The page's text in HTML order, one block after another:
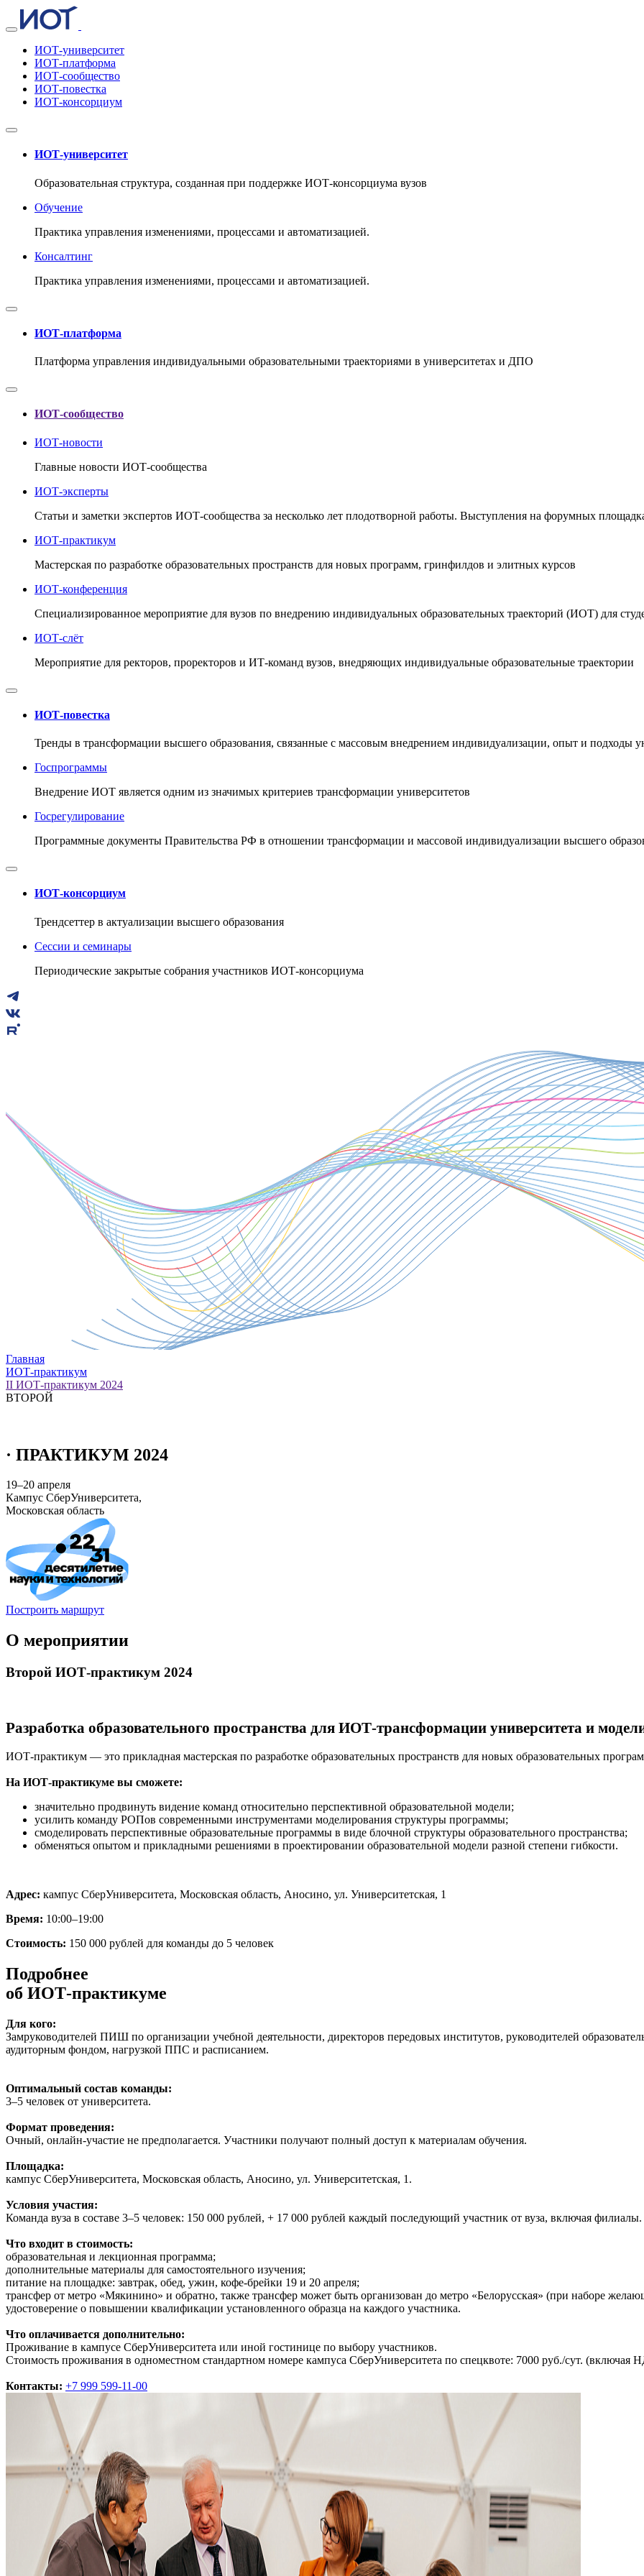
ИОТ-университет
ИОТ-платформа
ИОТ-сообщество
ИОТ-повестка
ИОТ-консорциум
ИОТ-университет
Образовательная структура, созданная при поддержке ИОТ-консорциума вузов
Обучение
Практика управления изменениями, процессами и автоматизацией.
Консалтинг
Практика управления изменениями, процессами и автоматизацией.
ИОТ-платформа
Платформа управления индивидуальными образовательными траекториями в университетах и ДПО
ИОТ-сообщество
ИОТ-новости
Главные новости ИОТ-сообщества
ИОТ-эксперты
Статьи и заметки экспертов ИОТ-сообщества за несколько лет плодотворной работы. Выступления на форумных
ИОТ-практикум
Мастерская по разработке образовательных пространств для новых программ, гринфилдов и элитных курсов
ИОТ-конференция
Cпециализированное мероприятие для вузов по внедрению индивидуальных образовательных траекторий (ИОТ) для
ИОТ-слёт
Мероприятие для ректоров, проректоров и ИТ-команд вузов, внедряющих индивидуальные образовательные траектории
ИОТ-повестка
Тренды в трансформации высшего образования, связанные с массовым внедрением индивидуализации, опыт и подходы
Госпрограммы
Внедрение ИОТ является одним из значимых критериев трансформации университетов
Госрегулирование
Программные документы Правительства РФ в отношении трансформации и массовой индивидуализации высшего
ИОТ-консорциум
Трендсеттер в актуализации высшего образования
Сессии и семинары
Периодические закрытые собрания участников ИОТ-консорциума
Главная
ИОТ-практикум
II ИОТ-практикум 2024
ВТОРОЙ
· ПРАКТИКУМ 2024
19–20 апреля
Кампус СберУниверситета,
Московская область
Построить маршрут
О мероприятии
Второй ИОТ-практикум 2024
Разработка образовательного пространства для ИОТ-трансформации университета и
ИОТ-практикум — это прикладная мастерская по разработке образовательных пространств для новых образовательных
На ИОТ-практикуме вы сможете:
значительно продвинуть видение команд относительно перспективной образовательной модели;
усилить команду РОПов современными инструментами моделирования структуры программы;
смоделировать перспективные образовательные программы в виде блочной структуры образовательного пространства;
обменяться опытом и прикладными решениями в проектировании образовательной модели разной степени гибкости.
Адрес: кампус СберУниверситета, Московская область, Аносино, ул. Университетская, 1
Время: 10:00–19:00
Стоимость: 150 000 рублей для команды до 5 человек
Подробнее
об ИОТ-практикуме
Для кого:
Замруководителей ПИШ по организации учебной деятельности, директоров передовых институтов, руководителей
аудиторным фондом, нагрузкой ППС и расписанием.
Оптимальный состав команды:
3–5 человек от университета.
Формат проведения:
Очный, онлайн-участие не предполагается. Участники получают полный доступ к материалам обучения.
Площадка:
кампус СберУниверситета, Московская область, Аносино, ул. Университетская, 1.
Условия участия:
Команда вуза в составе 3–5 человек: 150 000 рублей, + 17 000 рублей каждый последующий участник от вуза, включая филиалы.
Что входит в стоимость:
образовательная и лекционная программа;
дополнительные материалы для самостоятельного изучения;
питание на площадке: завтрак, обед, ужин, кофе-брейки 19 и 20 апреля;
трансфер от метро «Мякинино» и обратно, также трансфер может быть организован до метро «Белорусская» (при наборе
удостоверение о повышении квалификации установленного образца на каждого участника.
Что оплачивается дополнительно:
Проживание в кампусе СберУниверситета или иной гостинице по выбору участников.
Стоимость проживания в одноместном стандартном номере кампуса СберУниверситета по спецквоте: 7000 руб./сут. (включая
Контакты: +7 999 599-11-00